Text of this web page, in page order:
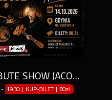
NIRVANA TRIBUTE SHOW (ACOUSTIC)
- 19:30 | KUP-BILET |80zł